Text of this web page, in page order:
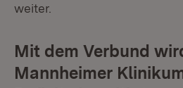
weiter.
Mit dem Verbund
Mannheimer